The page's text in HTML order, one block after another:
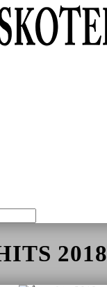
2018